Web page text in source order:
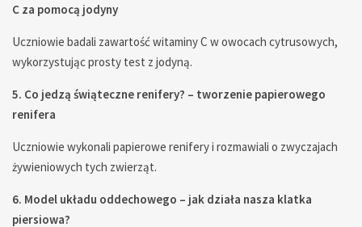
C za pomocą jodyny
Uczniowie badali zawartość witaminy C w owocach cytrusowych,
wykorzystując prosty test z jodyną.
5. Co jedzą świąteczne renifery? – tworzenie papierowego
renifera
Uczniowie wykonali papierowe renifery i rozmawiali o zwyczajach
żywieniowych tych zwierząt.
6. Model układu oddechowego – jak działa nasza klatka
piersiowa?